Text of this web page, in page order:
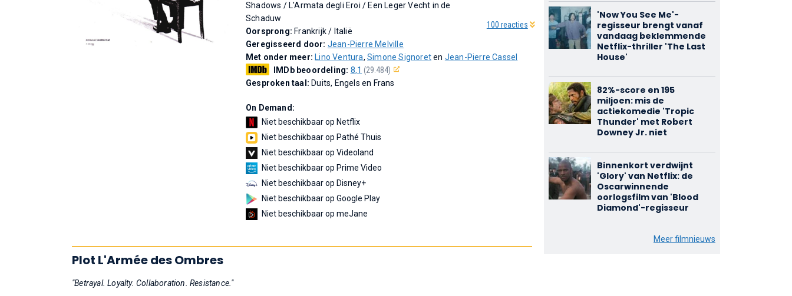
100 reacties
Shadows /L'Armata degli Eroi/ Een Leger Vecht in de
Schaduw
Oorsprong: Frankrijk / Italië
Geregisseerd door: Jean-Pierre Melville
Met onder meer: Lino Ventura,Simone Signoreten Jean-Pierre Cassel
IMDb beoordeling: 8,1 (29.484)
Gesproken taal: Duits, Engels en Frans
On Demand:
Niet beschikbaar op Netflix
Niet beschikbaar op Pathé Thuis
Niet beschikbaar op Videoland
Niet beschikbaar op Prime Video
Niet beschikbaar op Disney+
Niet beschikbaar op Google Play
Niet beschikbaar op meJane
Plot L'Armée des Ombres
"Betrayal. Loyalty. Collaboration. Resistance."
'Now You See Me'-
regisseur brengt vanaf
vandaag beklemmende
Netflix-thriller 'The Last
House'
82%-score en 195
miljoen: mis de
actiekomedie 'Tropic
Thunder' met Robert
Downey Jr. niet
Binnenkort verdwijnt
'Glory' van Netflix: de
Oscarwinnende
oorlogsfilm van 'Blood
Diamond'-regisseur
Meer filmnieuws